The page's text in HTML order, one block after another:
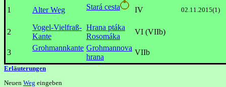
1
Alter Weg Stará cesta IV 02.11.2015(1)
2
Vogel-Vielfraß-
Kante
Hrana ptáka
Rosomáka
VI (VIIb)
3
Grohmannkante Grohmannova
hrana
VIIb
Erläuterungen
Neuen Weg eingeben